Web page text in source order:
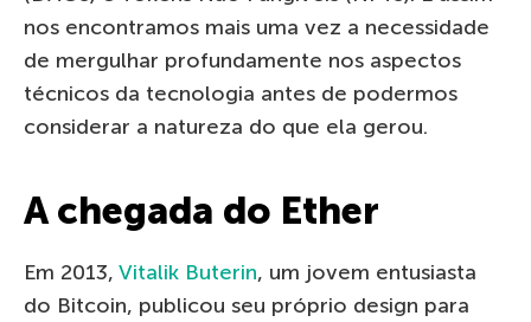
nos encontramos mais uma vez a necessidade
de mergulhar profundamente nos aspectos
técnicos da tecnologia antes de podermos
considerar a natureza do que ela gerou.
A chegada do Ether
Em 2013, Vitalik Buterin, um jovem entusiasta
do Bitcoin, publicou seu próprio design para